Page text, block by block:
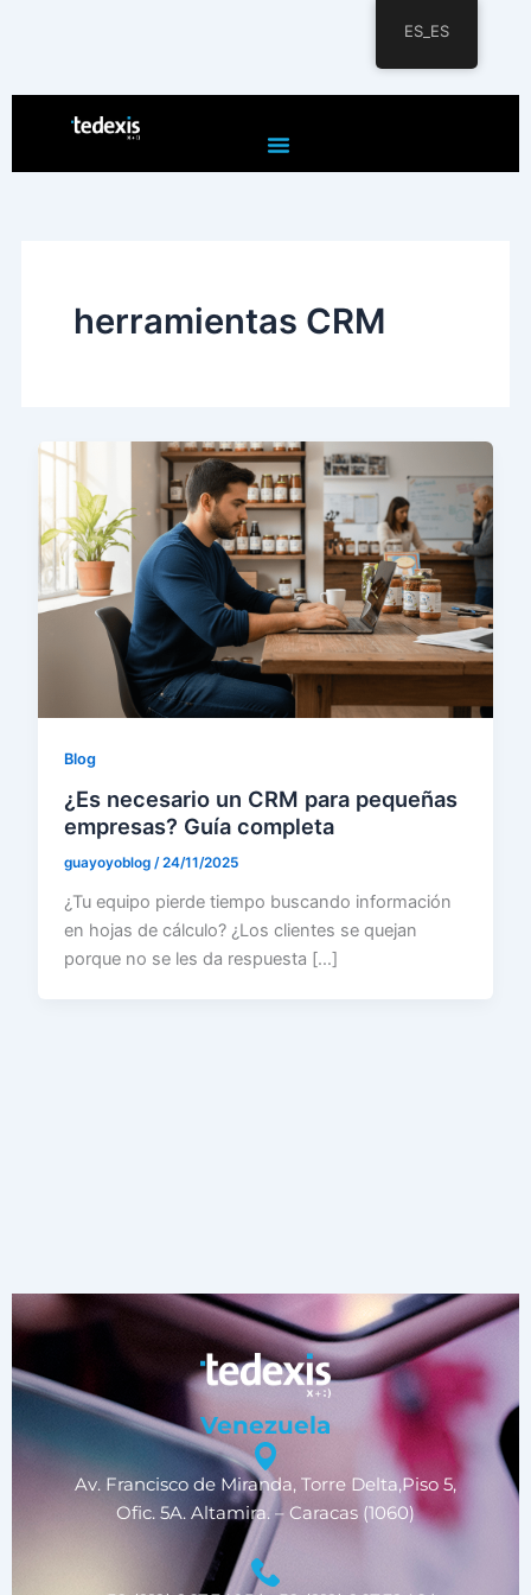
herramientas CRM
Blog
¿Es necesario un CRM para pequeñas
empresas? Guía completa
guayoyoblog/24/11/2025
¿Tu equipo pierde tiempo buscando información
en hojas de cálculo? ¿Los clientes se quejan
porque no se les da respuesta […]
Venezuela
Av. Francisco de Miranda, Torre Delta,Piso 5,
Ofic. 5A. Altamira. – Caracas (1060)
ES_ES